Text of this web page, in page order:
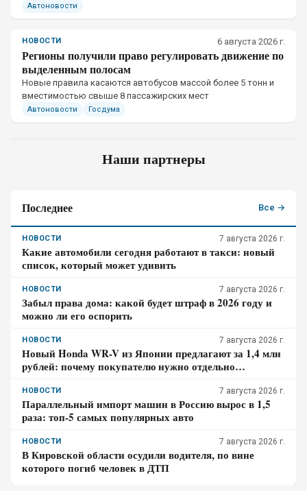
Автоновости
НОВОСТИ 6 августа 2026 г.
Регионы получили право регулировать движение по
выделенным полосам
Новые правила касаются автобусов массой более 5 тонн и
вместимостью свыше 8 пассажирских мест
Автоновости Госдума
Наши партнеры
Последнее Все →
НОВОСТИ 7 августа 2026 г.
Какие автомобили сегодня работают в такси: новый
список, который может удивить
НОВОСТИ 7 августа 2026 г.
Забыл права дома: какой будет штраф в 2026 году и
можно ли его оспорить
НОВОСТИ 7 августа 2026 г.
Новый Honda WR-V из Японии предлагают за 1,4 млн
рублей: почему покупателю нужно отдельно
НОВОСТИ 7 августа 2026 г.
Параллельный импорт машин в Россию вырос в 1,5
раза: топ-5 самых популярных авто
НОВОСТИ 7 августа 2026 г.
В Кировской области осудили водителя, по вине
которого погиб человек в ДТП